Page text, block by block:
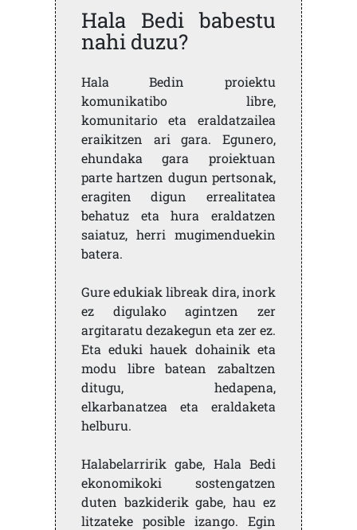
Hala Bedi babestu
nahi duzu?
Hala Bedin proiektu
komunikatibo libre,
komunitario eta eraldatzailea
eraikitzen ari gara. Egunero,
ehundaka gara proiektuan
parte hartzen dugun pertsonak,
eragiten digun errealitatea
behatuz eta hura eraldatzen
saiatuz, herri mugimenduekin
batera.
Gure edukiak libreak dira, inork
ez digulako agintzen zer
argitaratu dezakegun eta zer ez.
Eta eduki hauek dohainik eta
modu libre batean zabaltzen
ditugu, hedapena,
elkarbanatzea eta eraldaketa
helburu.
Halabelarririk gabe, Hala Bedi
ekonomikoki sostengatzen
duten bazkiderik gabe, hau ez
litzateke posible izango. Egin